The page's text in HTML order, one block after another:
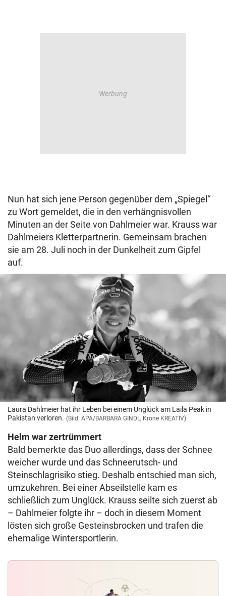
Nun hat sich jene Person gegenüber dem „Spiegel“
zu Wort gemeldet, die in den verhängnisvollen
Minuten an der Seite von Dahlmeier war. Krauss war
Dahlmeiers Kletterpartnerin. Gemeinsam brachen
sie am 28. Juli noch in der Dunkelheit zum Gipfel
auf.
Laura Dahlmeier hat ihr Leben bei einem Unglück am Laila Peak in
Pakistan verloren. (Bild: APA/BARBARA GINDL, Krone KREATIV)
Helm war zertrümmert
Bald bemerkte das Duo allerdings, dass der Schnee
weicher wurde und das Schneerutsch- und
Steinschlagrisiko stieg. Deshalb entschied man sich,
umzukehren. Bei einer Abseilstelle kam es
schließlich zum Unglück. Krauss seilte sich zuerst ab
– Dahlmeier folgte ihr – doch in diesem Moment
lösten sich große Gesteinsbrocken und trafen die
ehemalige Wintersportlerin.